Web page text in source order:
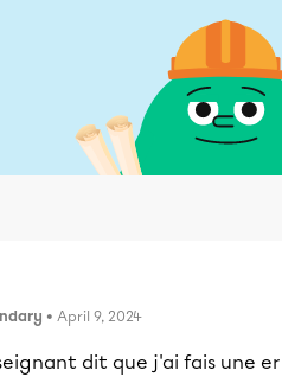
• April 9, 2024
dit que j'ai fais une